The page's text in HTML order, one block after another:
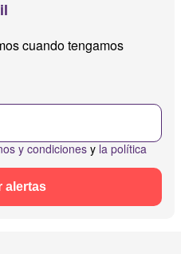
cuando tengamos
y condiciones y la política
alertas